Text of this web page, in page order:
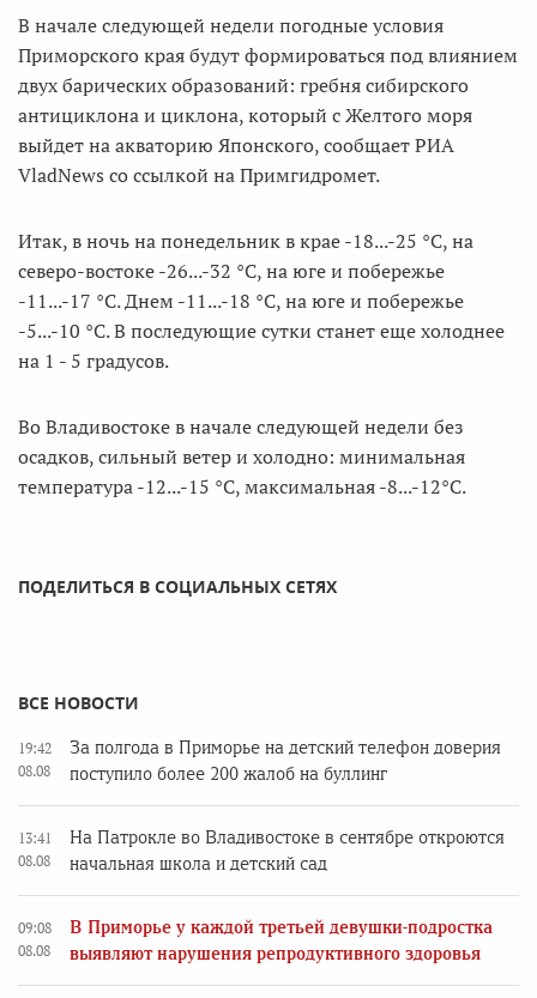
В начале следующей недели погодные условия
Приморского края будут формироваться под влиянием
двух барических образований: гребня сибирского
антициклона и циклона, который с Желтого моря
выйдет на акваторию Японского, сообщает РИА
VladNews со ссылкой на Примгидромет.
Итак, в ночь на понедельник в крае -18...-25 °С, на
северо-востоке -26...-32 °С, на юге и побережье
-11...-17 °С. Днем -11...-18 °С, на юге и побережье
-5...-10 °С. В последующие сутки станет еще холоднее
на 1 - 5 градусов.
Во Владивостоке в начале следующей недели без
осадков, сильный ветер и холодно: минимальная
температура -12...-15 °С, максимальная -8...-12°С.
ПОДЕЛИТЬСЯ В СОЦИАЛЬНЫХ СЕТЯХ
ВСЕ НОВОСТИ
19:42
08.08
За полгода в Приморье на детский телефон доверия
поступило более 200 жалоб на буллинг
13:41
08.08
На Патрокле во Владивостоке в сентябре откроются
начальная школа и детский сад
09:08
08.08
В Приморье у каждой третьей девушки-подростка
выявляют нарушения репродуктивного здоровья